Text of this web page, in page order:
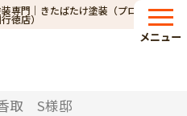
専門｜きたばたけ塗装（プロタイム
徳店）
メニュー
取 S様邸